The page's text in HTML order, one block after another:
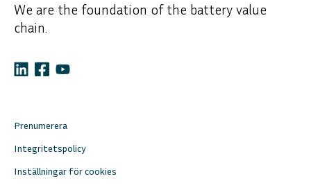
We are the foundation of the battery value
chain.
Prenumerera
Integritetspolicy
Inställningar för cookies